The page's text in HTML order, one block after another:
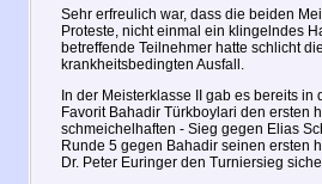
Sehr erfreulich war, dass die beiden
Proteste, nicht einmal ein klingelndes
betreffende Teilnehmer hatte schlicht
krankheitsbedingten Ausfall.
In der Meisterklasse II gab es bereits
Favorit Bahadir Türkboylari den ersten
schmeichelhaften - Sieg gegen Elias
Runde 5 gegen Bahadir seinen ersten
Dr. Peter Euringer den Turniersieg